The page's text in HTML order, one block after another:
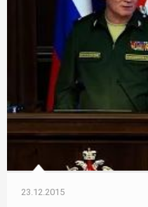
23.12.2015